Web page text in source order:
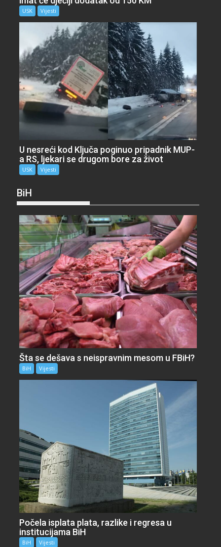
USK Vijesti
U nesreći kod Ključa poginuo pripadnik MUP-
a RS, ljekari se drugom bore za život
USK Vijesti
BiH
Šta se dešava s neispravnim mesom u FBiH?
BiH Vijesti
Počela isplata plata, razlike i regresa u
institucijama BiH
BiH Vijesti